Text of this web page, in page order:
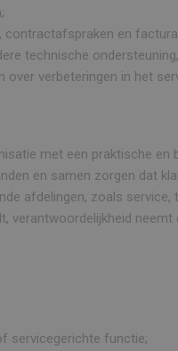
contractafspraken en
technische
over verbeteringen in het
met een praktische
en samen zorgen dat
afdelingen, zoals service,
verantwoordelijkheid
servicegerichte functie;